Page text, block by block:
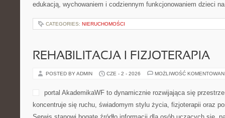
edukacją, wychowaniem i codziennym funkcjonowaniem dzieci
CATEGORIES: NIERUCHOMOŚCI
REHABILITACJA I FIZJOTERAPIA
POSTED BY ADMIN CZE - 2 - 2026 MOŻLIWOŚĆ
portal AkademikaWF to dynamicznie rozwijająca się
koncentruje się ruchu, świadomym stylu życia, fizjoterapii oraz